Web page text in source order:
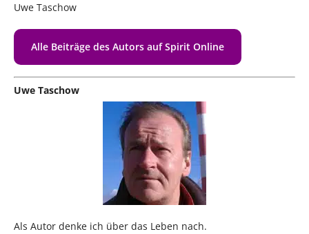
Uwe Taschow
Alle Beiträge des Autors auf Spirit Online
Uwe Taschow
Als Autor denke ich über das Leben nach.